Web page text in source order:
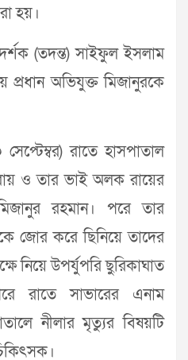
হয়।
(তদন্ত) সাইফুল ইসলাম
প্রধান অভিযুক্ত মিজানুরকে
রাতে হাসপাতাল
ও তার ভাই অলক রায়ের
রহমান। পরে তার
জোর করে ছিনিয়ে তাদের
নিয়ে উপর্যুপরি ছুরিকাঘাত
রাতে সাভারের এনাম
নীলার মৃত্যুর বিষয়টি